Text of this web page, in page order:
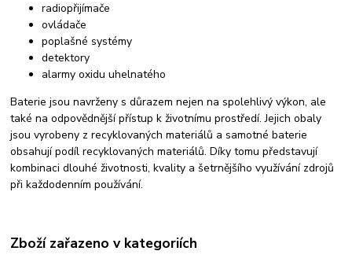
radiopřijímače
ovládače
poplašné systémy
detektory
alarmy oxidu uhelnatého
Baterie jsou navrženy s důrazem nejen na spolehlivý výkon, ale
také na odpovědnější přístup k životnímu prostředí. Jejich obaly
jsou vyrobeny z recyklovaných materiálů a samotné baterie
obsahují podíl recyklovaných materiálů. Díky tomu představují
kombinaci dlouhé životnosti, kvality a šetrnějšího využívání zdrojů
při každodenním používání.
Zboží zařazeno v kategoriích